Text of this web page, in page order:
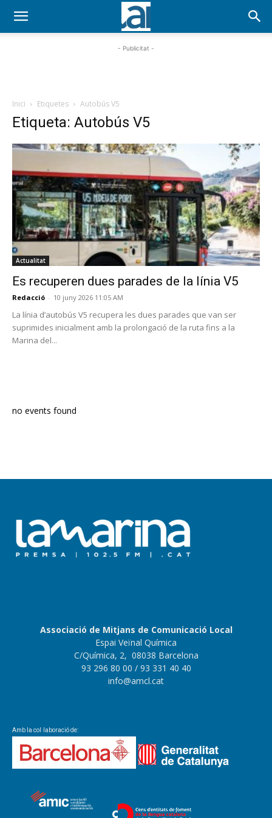
- Publicitat -
Inici Etiquetes Autobús V5
Etiqueta: Autobús V5
Actualitat
Es recuperen dues parades de la línia V5
Redacció - 10 juny 2026 11:05 AM
La línia d’autobús V5 recupera les dues parades que van ser
suprimides inicialment amb la prolongació de la ruta fins a la
Marina del...
no events found
Associació de Mitjans de Comunicació Local
Espai Veïnal Química
C/Química, 2, 08038 Barcelona
93 296 80 00 / 93 331 40 40
info@amcl.cat
Amb la col·laboració de: